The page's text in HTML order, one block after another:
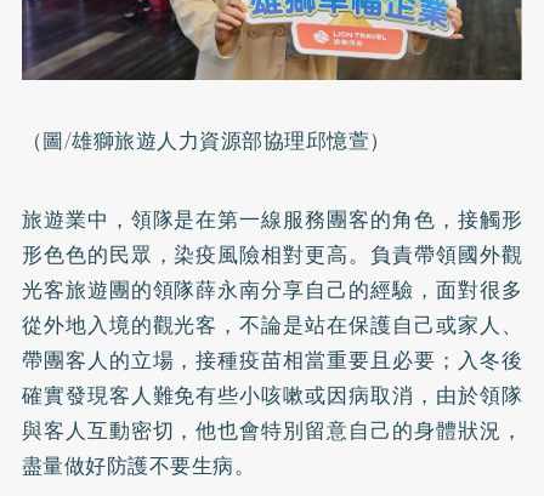
（圖/雄獅旅遊人力資源部協理邱憶萱）
旅遊業中，領隊是在第一線服務團客的角色，接觸形
形色色的民眾，染疫風險相對更高。負責帶領國外觀
光客旅遊團的領隊薛永南分享自己的經驗，面對很多
從外地入境的觀光客，不論是站在保護自己或家人、
帶團客人的立場，接種疫苗相當重要且必要；入冬後
確實發現客人難免有些小咳嗽或因病取消，由於領隊
與客人互動密切，他也會特別留意自己的身體狀況，
盡量做好防護不要生病。